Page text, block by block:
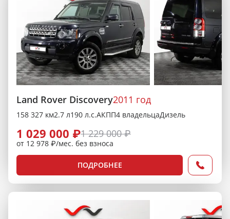
Land Rover Discovery2011 год
158 327 км2.7 л190 л.с.АКПП4 владельцаДизель
1 029 000 ₽1 229 000 ₽
от 12 978 ₽/мес. без взноса
ПОДРОБНЕЕ